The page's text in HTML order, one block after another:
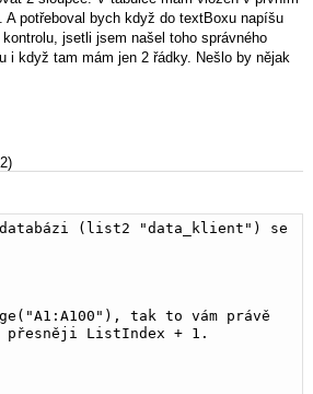
potřeboval bych když do textBoxu napíšu
jsetli jsem našel toho správného
když tam mám jen 2 řádky. Nešlo by nějak
(list2 "data_klient") se
tak to vám právě
přesněji ListIndex + 1.